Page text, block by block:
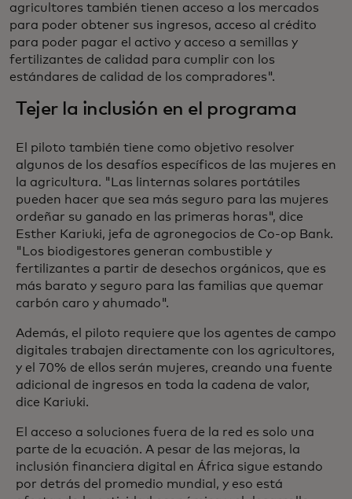
agricultores también tienen acceso a los mercados
para poder obtener sus ingresos, acceso al crédito
para poder pagar el activo y acceso a semillas y
fertilizantes de calidad para cumplir con los
estándares de calidad de los compradores".
Tejer la inclusión en el programa
El piloto también tiene como objetivo resolver
algunos de los desafíos específicos de las mujeres en
la agricultura. "Las linternas solares portátiles
pueden hacer que sea más seguro para las mujeres
ordeñar su ganado en las primeras horas", dice
Esther Kariuki, jefa de agronegocios de Co-op Bank.
"Los biodigestores generan combustible y
fertilizantes a partir de desechos orgánicos, que es
más barato y seguro para las familias que quemar
carbón caro y ahumado".
Además, el piloto requiere que los agentes de campo
digitales trabajen directamente con los agricultores,
y el 70% de ellos serán mujeres, creando una fuente
adicional de ingresos en toda la cadena de valor,
dice Kariuki.
El acceso a soluciones fuera de la red es solo una
parte de la ecuación. A pesar de las mejoras, la
inclusión financiera digital en África sigue estando
por detrás del promedio mundial, y eso está